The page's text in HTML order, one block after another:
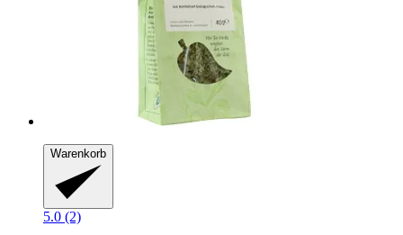
Warenkorb
5.0 (2)